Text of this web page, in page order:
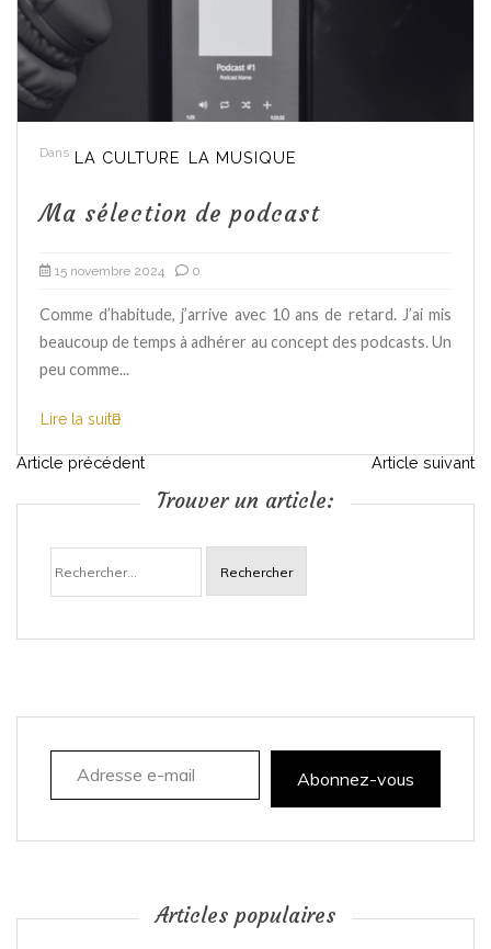
Dans LA CULTURE LA MUSIQUE
Ma sélection de podcast
15 novembre 2024 0
Comme d’habitude, j’arrive avec 10 ans de retard. J’ai mis
beaucoup de temps à adhérer au concept des podcasts. Un
peu comme...
Lire la suite
N
i
a
n
Article précédent Article suivant
Trouver un article:
Rechercher :
Adresse e-mail
Abonnez-vous
Articles populaires